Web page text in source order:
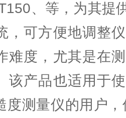
、等，为其提
，可方便地调整
难度，尤其是在
该产品也适用于
度测量仪的用户